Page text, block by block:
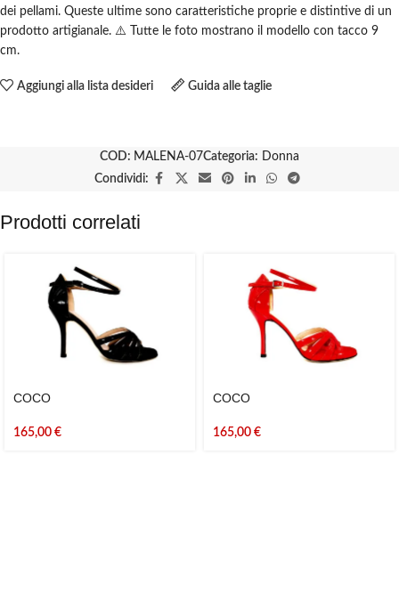
dei pellami. Queste ultime sono caratteristiche proprie e distintive di un
prodotto artigianale. ⚠️ Tutte le foto mostrano il modello con tacco 9
cm.
Aggiungi alla lista desideri Guida alle taglie
COD: MALENA-07Categoria: Donna
Condividi:
Prodotti correlati
COCO
165,00 €
COCO
165,00 €